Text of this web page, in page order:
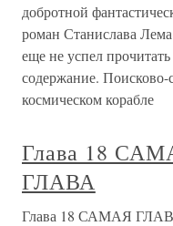
добротной
роман Станислава
еще не успел
содержание. Поисково-
космическом корабле
Глава 18
ГЛАВА
Глава 18 САМАЯ